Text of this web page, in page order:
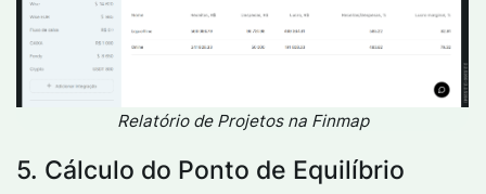
Relatório de Projetos na Finmap
5. Cálculo do Ponto de Equilíbrio